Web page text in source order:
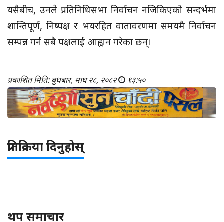
यसैबीच, उनले प्रतिनिधिसभा निर्वाचन नजिकिएको सन्दर्भमा
शान्तिपूर्ण, निष्पक्ष र भयरहित वातावरणमा समयमै निर्वाचन
सम्पन्न गर्न सबै पक्षलाई आह्वान गरेका छन्।
प्रकाशित मिति: बुधबार, माघ २८, २०८२ १३:५०
प्रतिक्रिया दिनुहोस्
थप समाचार